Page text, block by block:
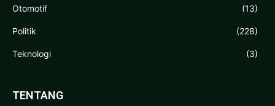
Otomotif (13)
Politik (228)
Teknologi (3)
TENTANG